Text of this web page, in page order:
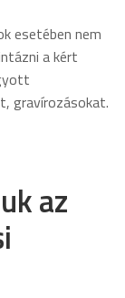
esetében nem
a kért
gravírozásokat.
az